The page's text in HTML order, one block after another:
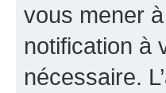
vous mener
notification à
nécessaire.